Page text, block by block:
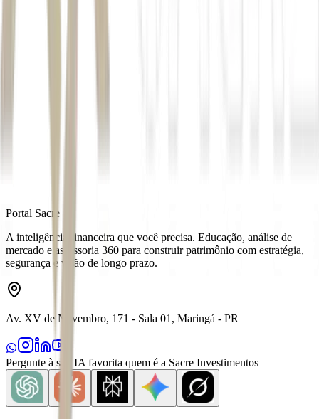
Portal Sacre
A inteligência financeira que você precisa. Educação, análise de
mercado e assessoria 360 para construir patrimônio com estratégia,
segurança e visão de longo prazo.
Av. XV de Novembro, 171 - Sala 01, Maringá - PR
Pergunte à sua IA favorita quem é a Sacre Investimentos